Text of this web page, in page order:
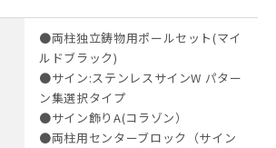
●両柱独立鋳物用ポールセット(マイ
ルドブラック)
●サイン:ステンレスサインW パター
ン集選択タイプ
●サイン飾りA(コラゾン）
●両柱用センターブロック（サイン